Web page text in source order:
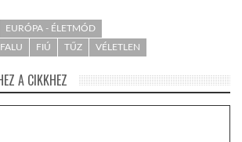
EURÓPA - ÉLETMÓD
FALU FIÚ TŰZ VÉLETLEN
A CIKKHEZ